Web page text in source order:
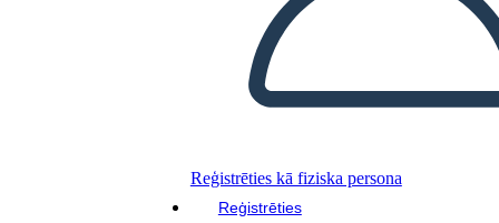
Reģistrēties kā fiziska persona
Reģistrēties